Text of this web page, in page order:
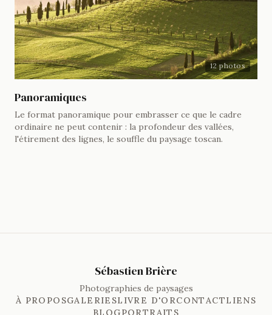
12 photos
Panoramiques
Le format panoramique pour embrasser ce que le cadre
ordinaire ne peut contenir : la profondeur des vallées,
l'étirement des lignes, le souffle du paysage toscan.
Sébastien Brière
Photographies de paysages
À PROPOSGALERIESLIVRE D'ORCONTACTLIENS
BLOGPORTRAITS